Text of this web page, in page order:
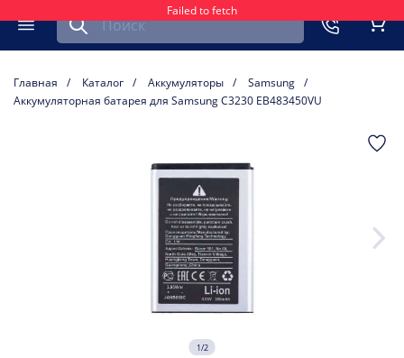
Failed to fetch
Меню
Найти запчасть для мобильного устройства
Главная Каталог Аккумуляторы
Samsung
Аккумуляторная батарея для Samsung C3230 EB483450VU
1/2